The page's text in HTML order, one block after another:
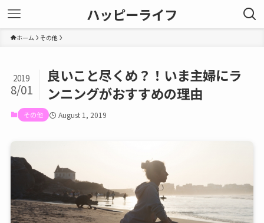
ハッピーライフ
ホーム その他
良いこと尽くめ？！いま主婦にラ
ンニングがおすすめの理由
2019
8/01
その他 August 1, 2019